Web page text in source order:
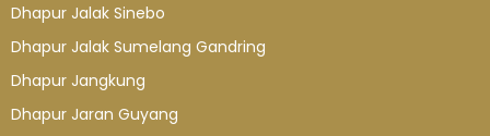
Dhapur Jalak Sinebo
Dhapur Jalak Sumelang Gandring
Dhapur Jangkung
Dhapur Jaran Guyang